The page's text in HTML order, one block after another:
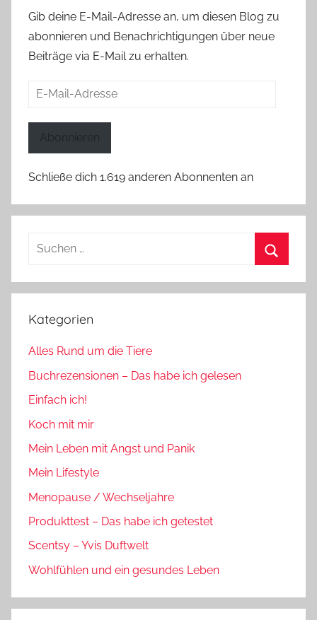
Gib deine E-Mail-Adresse an, um diesen Blog zu
abonnieren und Benachrichtigungen über neue
Beiträge via E-Mail zu erhalten.
E-
Abonnieren
Schließe dich 1.619 anderen Abonnenten an
Suchen
Kategorien
Alles Rund um die Tiere
Buchrezensionen – Das habe ich gelesen
Einfach ich!
Koch mit mir
Mein Leben mit Angst und Panik
Mein Lifestyle
Menopause / Wechseljahre
Produkttest – Das habe ich getestet
Scentsy – Yvis Duftwelt
Wohlfühlen und ein gesundes Leben